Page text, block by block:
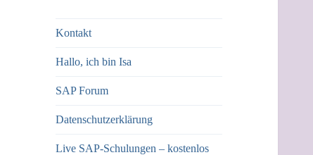
Kontakt
Hallo, ich bin Isa
SAP Forum
Datenschutzerklärung
Live SAP-Schulungen – kostenlos